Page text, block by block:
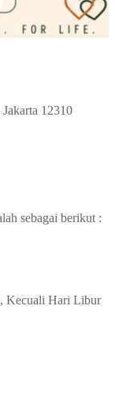
12310
sebagai berikut :
Kecuali Hari Libur